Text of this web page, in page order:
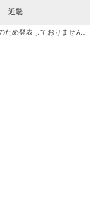
近畿
め発表しておりません。